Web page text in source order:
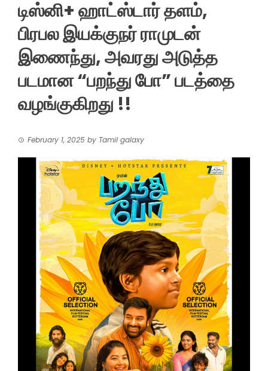
டிஸ்னி+ ஹாட்ஸ்டார் தளம்,
பிரபல இயக்குநர் ராமுடன்
இணைந்து, அவரது அடுத்த
படமான “பறந்து போ” படத்தை
வழங்குகிறது !!
February 1, 2025 by Tamil galaxy